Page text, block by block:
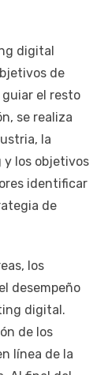
digital
de
guiar el resto
se realiza
la
y los objetivos
identificar
de
los
desempeño
digital.
de los
línea de la